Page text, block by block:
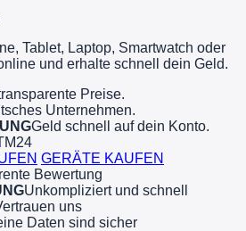
Tablet, Laptop, Smartwatch oder
und erhalte schnell dein Geld.
Preise.
Unternehmen.
Geld schnell auf dein Konto.
GERÄTE KAUFEN
Bewertung
Unkompliziert und schnell
uns
Daten sind sicher